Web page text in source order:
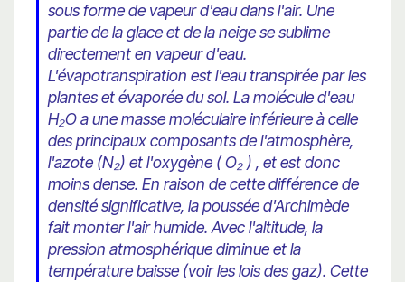
sous forme de vapeur d'eau dans l'air. Une
partie de la glace et de la neige se sublime
directement en vapeur d'eau.
L'évapotranspiration est l'eau transpirée par les
plantes et évaporée du sol. La molécule d'eau
H₂O a une masse moléculaire inférieure à celle
des principaux composants de l'atmosphère,
l'azote (N₂) et l'oxygène ( O₂ ) , et est donc
moins dense. En raison de cette différence de
densité significative, la poussée d'Archimède
fait monter l'air humide. Avec l'altitude, la
pression atmosphérique diminue et la
température baisse (voir les lois des gaz). Cette